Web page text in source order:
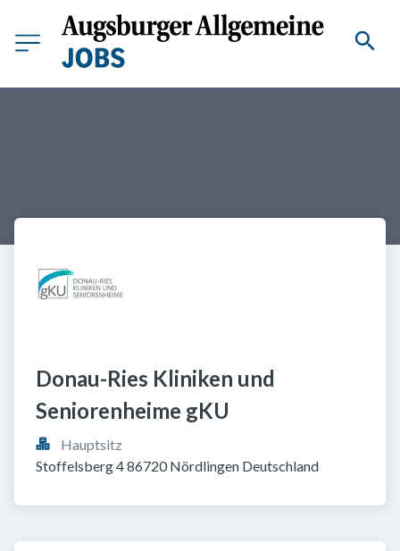
Donau-Ries Kliniken und
Seniorenheime gKU
Hauptsitz
Stoffelsberg 4 86720 Nördlingen Deutschland